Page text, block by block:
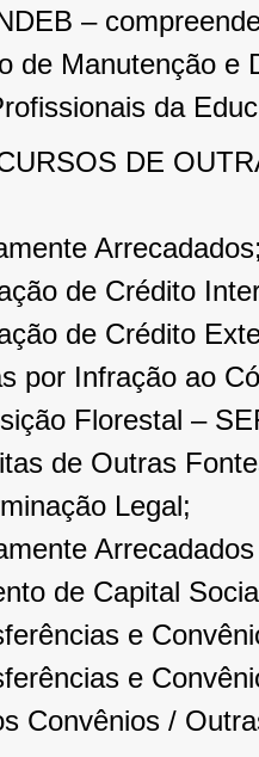
–
de Manutenção e
da
DE
de Crédito
de Crédito
por Infração ao
Florestal –
de Outras
Legal;
de Capital
e
e
Convênios /